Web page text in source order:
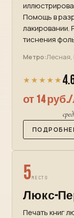
Помощь в
лакировании.
тиснения
Метро:Лесная,
★★★★★
от 14
5МЕСТО
Люкс-
Печать книг